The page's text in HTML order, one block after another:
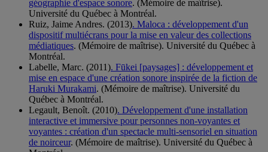
géographie d'espace sonore. (Mémoire de maîtrise).
Université du Québec à Montréal.
Ruiz, Jaime Andres. (2013). Maloca : développement d'un
dispositif multiécrans pour la mise en valeur des collections
médiatiques. (Mémoire de maîtrise). Université du Québec à
Montréal.
Labelle, Marc. (2011). Fūkei [paysages] : développement et
mise en espace d'une création sonore inspirée de la fiction de
Haruki Murakami. (Mémoire de maîtrise). Université du
Québec à Montréal.
Legault, Benoît. (2010). Développement d'une installation
interactive et immersive pour personnes non-voyantes et
voyantes : création d'un spectacle multi-sensoriel en situation
de noirceur. (Mémoire de maîtrise). Université du Québec à